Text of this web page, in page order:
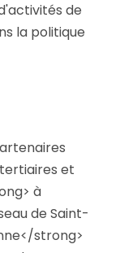
de
la politique
et
à
de Saint-
strong>